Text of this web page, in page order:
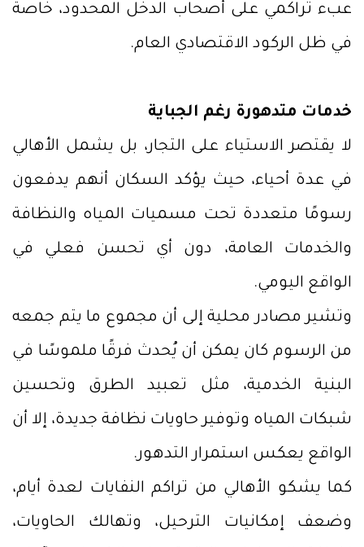
عبء تراكمي على أصحاب الدخل المحدود، خاصة
في ظل الركود الاقتصادي العام.
خدمات متدهورة رغم الجباية
لا يقتصر الاستياء على التجار، بل يشمل الأهالي
في عدة أحياء، حيث يؤكد السكان أنهم يدفعون
رسومًا متعددة تحت مسميات المياه والنظافة
والخدمات العامة، دون أي تحسن فعلي في
الواقع اليومي.
وتشير مصادر محلية إلى أن مجموع ما يتم جمعه
من الرسوم كان يمكن أن يُحدث فرقًا ملموسًا في
البنية الخدمية، مثل تعبيد الطرق وتحسين
شبكات المياه وتوفير حاويات نظافة جديدة، إلا أن
الواقع يعكس استمرار التدهور.
كما يشكو الأهالي من تراكم النفايات لعدة أيام،
وضعف إمكانيات الترحيل، وتهالك الحاويات،